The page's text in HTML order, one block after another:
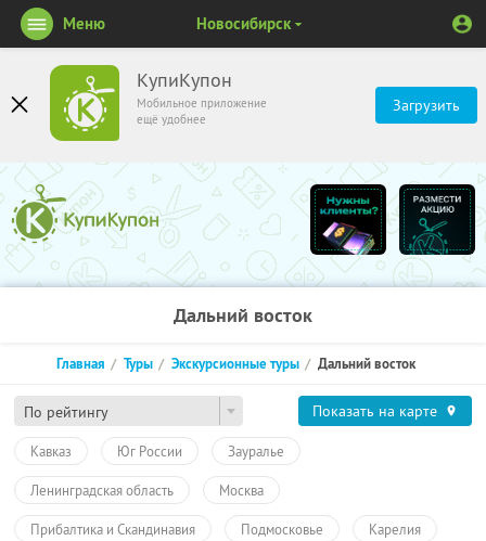
КупиКупон
Мобильное приложение
ещё удобнее
Загрузить
Меню Новосибирск
Дальний восток
По рейтингу
Главная Туры Экскурсионные туры Дальний восток
Показать на карте
Кавказ Юг России Зауралье
Ленинградская область Москва
Прибалтика и Скандинавия Подмосковье Карелия